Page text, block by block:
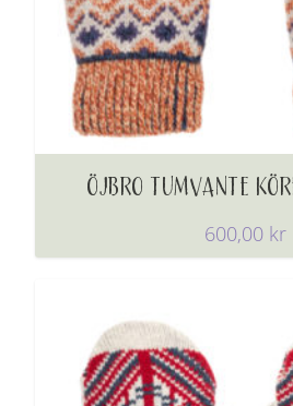
ÖJBRO TUMVANTE
600,00 kr